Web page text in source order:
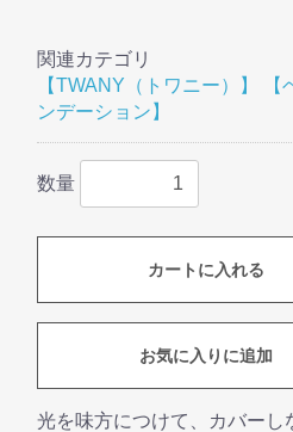
関連カテゴリ
【TWANY（トワニー）】
ンデーション】
数量
カートに入れる
お気に入りに追加
光を味方につけて、カバーし